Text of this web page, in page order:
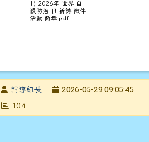
1) 2026年 世界 自
殺防治 日 新詩 徵件
活動 簡章.pdf
發布者輔導組長
發布日期
2026-05-29 09:05:45
瀏覽次數
104